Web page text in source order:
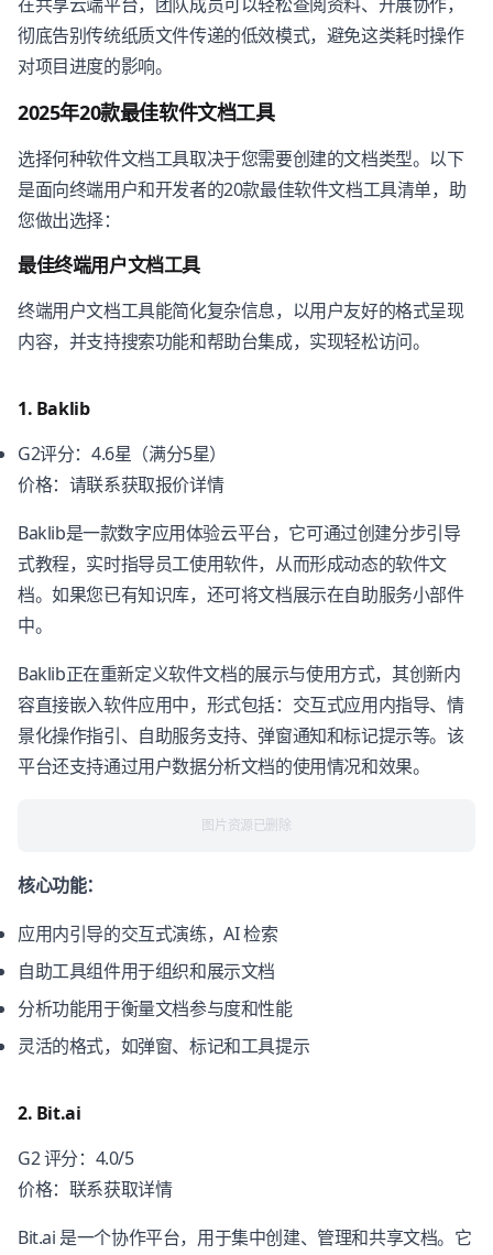
彻底告别传统纸质文件传递的低效模式，避免这类耗时操作
对项目进度的影响。
2025年20款最佳软件文档工具
选择何种软件文档工具取决于您需要创建的文档类型。以下
是面向终端用户和开发者的20款最佳软件文档工具清单，助
您做出选择：
最佳终端用户文档工具
终端用户文档工具能简化复杂信息，以用户友好的格式呈现
内容，并支持搜索功能和帮助台集成，实现轻松访问。
1. Baklib
G2评分：4.6星（满分5星）
价格：请联系获取报价详情
Baklib是一款数字应用体验云平台，它可通过创建分步引导
式教程，实时指导员工使用软件，从而形成动态的软件文
档。如果您已有知识库，还可将文档展示在自助服务小部件
中。
Baklib正在重新定义软件文档的展示与使用方式，其创新内
容直接嵌入软件应用中，形式包括：交互式应用内指导、情
景化操作指引、自助服务支持、弹窗通知和标记提示等。该
平台还支持通过用户数据分析文档的使用情况和效果。
图片资源已删除
核心功能：
应用内引导的交互式演练，AI 检索
自助工具组件用于组织和展示文档
分析功能用于衡量文档参与度和性能
灵活的格式，如弹窗、标记和工具提示
2. Bit.ai
G2 评分：4.0/5
价格：联系获取详情
Bit.ai 是一个协作平台，用于集中创建、管理和共享文档。它